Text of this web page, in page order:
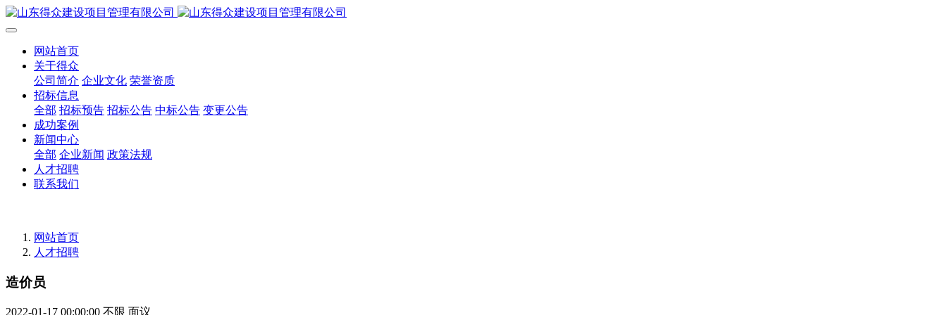
网站首页
关于得众
公司简介 企业文化 荣誉资质
招标信息
全部 招标预告 招标公告 中标公告 变更公告
成功案例
新闻中心
全部 企业新闻 政策法规
人才招聘
联系我们
网站首页
人才招聘
造价员
2022-01-17 00:00:00 不限 面议